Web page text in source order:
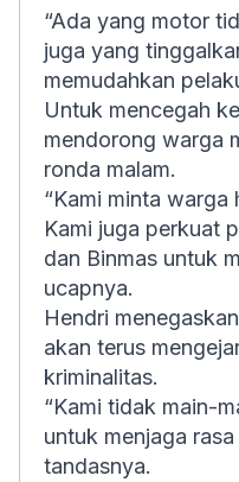
“Ada yang motor
juga yang
memudahkan
Untuk mencegah
mendorong warga
ronda malam.
“Kami minta warga
Kami juga perkuat
dan Binmas untuk
ucapnya.
Hendri
akan terus
kriminalitas.
“Kami tidak main-
untuk menjaga
tandasnya.